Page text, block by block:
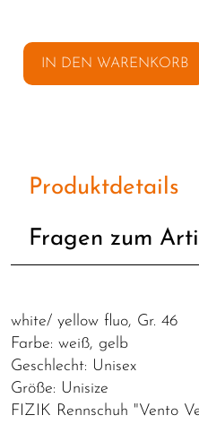
IN DEN WARENKORB
Produktdetails
Fragen zum
white/ yellow fluo, Gr. 46
Farbe: weiß, gelb
Geschlecht: Unisex
Größe: Unisize
FIZIK Rennschuh "Vento